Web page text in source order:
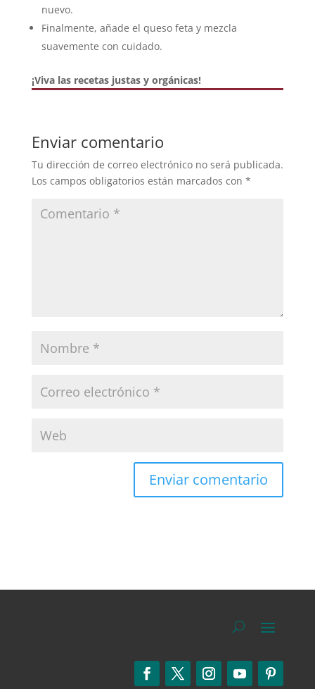
nuevo.
Finalmente, añade el queso feta y mezcla
suavemente con cuidado.
¡Viva las recetas justas y orgánicas!
Enviar comentario
Tu dirección de correo electrónico no será publicada.
Los campos obligatorios están marcados con *